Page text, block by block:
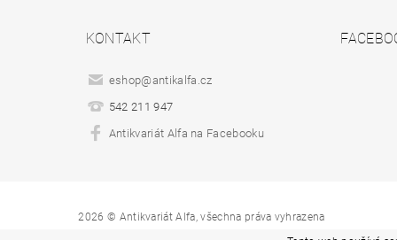
KONTAKT
eshop@antikalfa.cz
542 211 947
Antikvariát Alfa na Facebooku
2026 © Antikvariát Alfa, všechna práva vyhrazena